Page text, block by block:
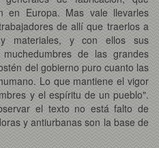
en Europa. Mas vale llevarles
de allí que traerlos a
materiales, y con ellos sus
de las grandes
del gobierno puro cuanto las
Lo que mantiene el vigor
y el espíritu de un pueblo".
el texto no está falto de
y antiurbanas son la base de